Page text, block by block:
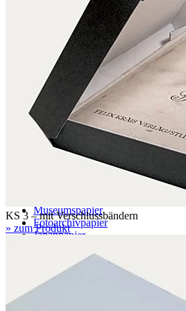
BC 6.4 mm
EBB 8.0 mm
071 – naturweiß
079 – naturweiß, mit Wellenstruktur
Museumspapier
Fotoarchivpapier
Japanpapier
Archivpapier transparent
Löschpapier
KS 3 – mit Verschlussbändern
» zum Produkt